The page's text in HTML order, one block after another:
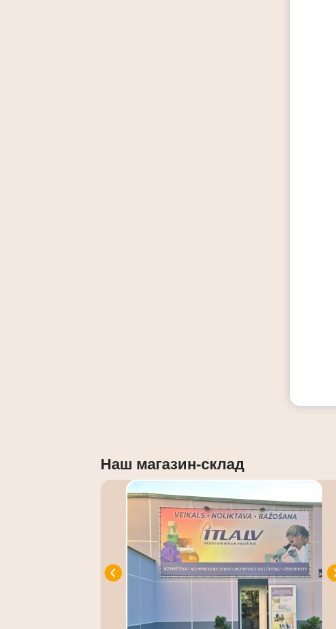
Наш магазин-склад